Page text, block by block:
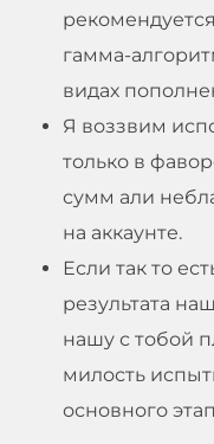
гамма-
видах
Я воззвим
только в
сумм али
на аккаунте.
Если так то
результата
нашу с тобой
милость
основного